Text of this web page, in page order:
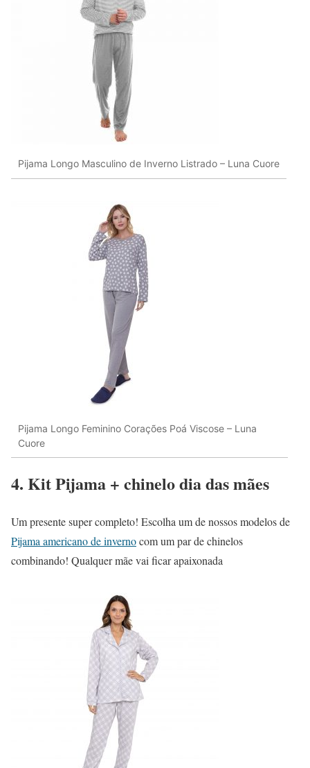
Pijama Longo Masculino de Inverno Listrado – Luna Cuore
Pijama Longo Feminino Corações Poá Viscose – Luna
Cuore
4. Kit Pijama + chinelo dia das mães
Um presente super completo! Escolha um de nossos modelos de
Pijama americano de invernocom um par de chinelos
combinando! Qualquer mãe vai ficar apaixonada